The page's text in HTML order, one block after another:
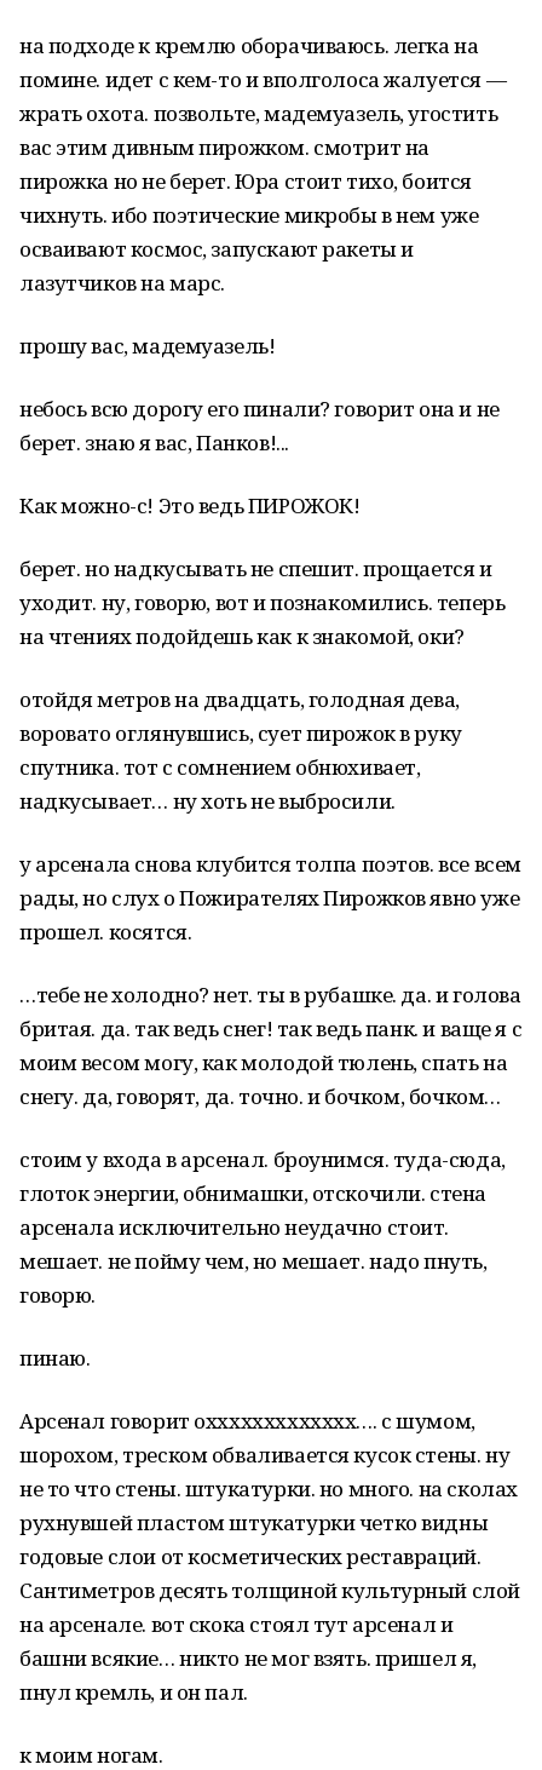
на подходе к кремлю оборачиваюсь. легка на
помине. идет с кем-то и вполголоса жалуется —
жрать охота. позвольте, мадемуазель, угостить
вас этим дивным пирожком. смотрит на
пирожка но не берет. Юра стоит тихо, боится
чихнуть. ибо поэтические микробы в нем уже
осваивают космос, запускают ракеты и
лазутчиков на марс.
прошу вас, мадемуазель!
небось всю дорогу его пинали? говорит она и не
берет. знаю я вас, Панков!...
Как можно-с! Это ведь ПИРОЖОК!
берет. но надкусывать не спешит. прощается и
уходит. ну, говорю, вот и познакомились. теперь
на чтениях подойдешь как к знакомой, оки?
отойдя метров на двадцать, голодная дева,
воровато оглянувшись, сует пирожок в руку
спутника. тот с сомнением обнюхивает,
надкусывает… ну хоть не выбросили.
у арсенала снова клубится толпа поэтов. все всем
рады, но слух о Пожирателях Пирожков явно уже
прошел. косятся.
…тебе не холодно? нет. ты в рубашке. да. и голова
бритая. да. так ведь снег! так ведь панк. и ваще я с
моим весом могу, как молодой тюлень, спать на
снегу. да, говорят, да. точно. и бочком, бочком…
стоим у входа в арсенал. броунимся. туда-сюда,
глоток энергии, обнимашки, отскочили. стена
арсенала исключительно неудачно стоит.
мешает. не пойму чем, но мешает. надо пнуть,
говорю.
пинаю.
Арсенал говорит оххххххххххххх…. с шумом,
шорохом, треском обваливается кусок стены. ну
не то что стены. штукатурки. но много. на сколах
рухнувшей пластом штукатурки четко видны
годовые слои от косметических реставраций.
Сантиметров десять толщиной культурный слой
на арсенале. вот скока стоял тут арсенал и
башни всякие… никто не мог взять. пришел я,
пнул кремль, и он пал.
к моим ногам.